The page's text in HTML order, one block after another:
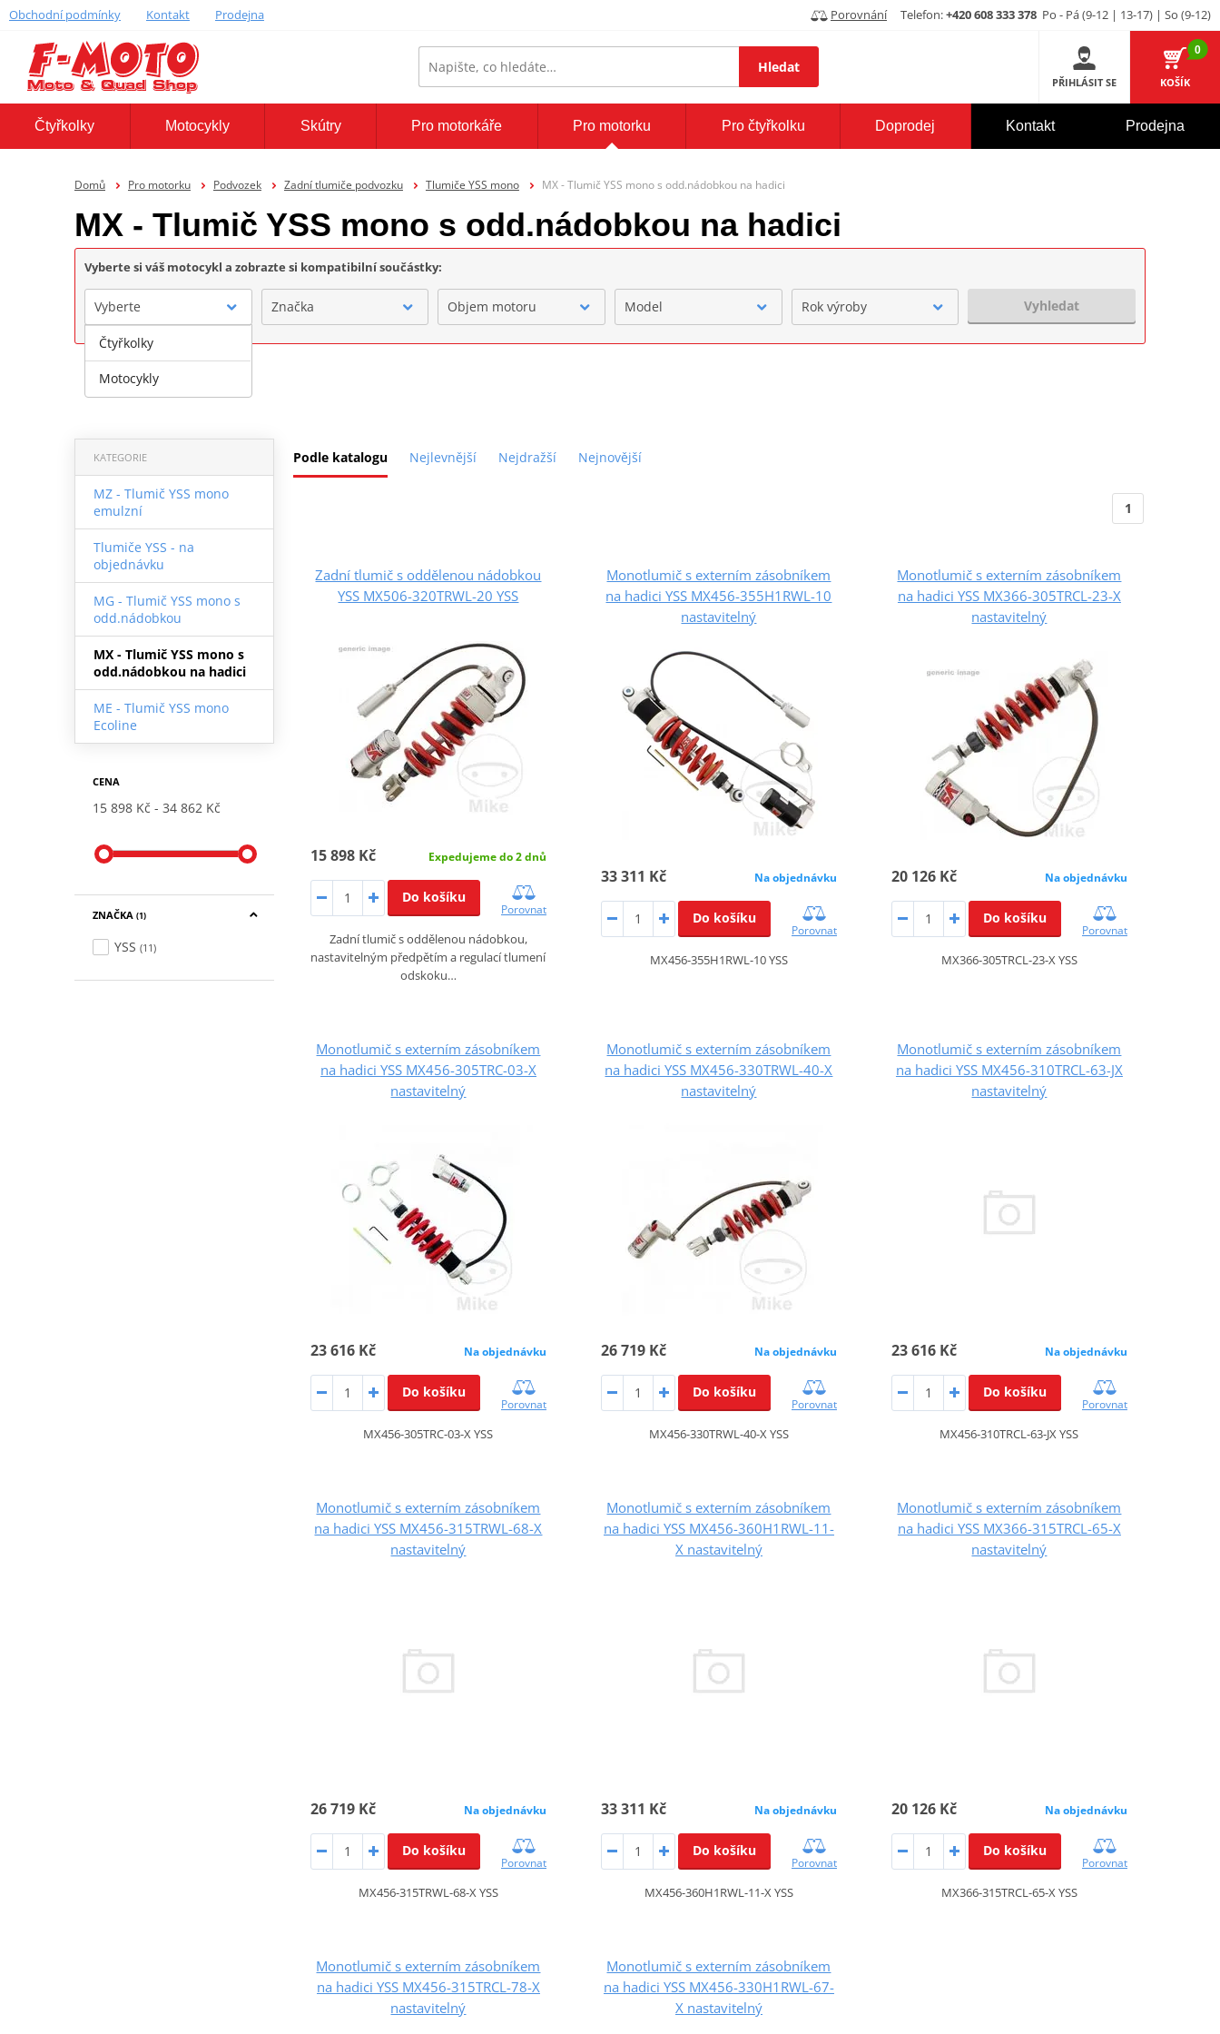
Obchodní podmínky Kontakt Prodejna Porovnání Telefon:+420 608 333 378 Po - Pá (9-12 | 13-17) | So (9-12)
Hledat
PŘIHLÁSIT SE
0
KOŠÍK
Čtyřkolky Motocykly Skútry Pro motorkáře Pro motorku Pro čtyřkolku Doprodej Kontakt Prodejna
Domů Pro motorku Podvozek Zadní tlumiče podvozku Tlumiče YSS mono MX - Tlumič YSS mono s odd.nádobkou na hadici
MX - Tlumič YSS mono s odd.nádobkou na hadici
Vyberte si váš motocykl a zobrazte si kompatibilní součástky:
Vyberte Značka Objem motoru Model Rok výroby Vyhledat
Podle katalogu Nejlevnější Nejdražší Nejnovější
KATEGORIE
MZ - Tlumič YSS mono
emulzní
Tlumiče YSS - na
objednávku
MG - Tlumič YSS mono s
odd.nádobkou
MX - Tlumič YSS mono s
odd.nádobkou na hadici
ME - Tlumič YSS mono
Ecoline
CENA
15 898 Kč 34 862 Kč
ZNAČKA (1)
YSS (11)
1
Zadní tlumič s oddělenou nádobkou
YSS MX506-320TRWL-20 YSS
15 898 Kč Expedujeme do 2 dnů
Do košíku
Porovnat
Zadní tlumič s oddělenou nádobkou,
nastavitelným předpětím a regulací tlumení
odskoku…
Monotlumič s externím zásobníkem
na hadici YSS MX456-355H1RWL-10
nastavitelný
33 311 Kč Na objednávku
Do košíku
Porovnat
MX456-355H1RWL-10 YSS
Monotlumič s externím zásobníkem
na hadici YSS MX366-305TRCL-23-X
nastavitelný
20 126 Kč Na objednávku
Do košíku
Porovnat
MX366-305TRCL-23-X YSS
Monotlumič s externím zásobníkem
na hadici YSS MX456-305TRC-03-X
nastavitelný
23 616 Kč Na objednávku
Do košíku
Porovnat
MX456-305TRC-03-X YSS
Monotlumič s externím zásobníkem
na hadici YSS MX456-330TRWL-40-X
nastavitelný
26 719 Kč Na objednávku
Do košíku
Porovnat
MX456-330TRWL-40-X YSS
Monotlumič s externím zásobníkem
na hadici YSS MX456-310TRCL-63-JX
nastavitelný
23 616 Kč Na objednávku
Do košíku
Porovnat
MX456-310TRCL-63-JX YSS
Monotlumič s externím zásobníkem
na hadici YSS MX456-315TRWL-68-X
nastavitelný
26 719 Kč Na objednávku
Do košíku
Porovnat
MX456-315TRWL-68-X YSS
Monotlumič s externím zásobníkem
na hadici YSS MX456-360H1RWL-11-
X nastavitelný
33 311 Kč Na objednávku
Do košíku
Porovnat
MX456-360H1RWL-11-X YSS
Monotlumič s externím zásobníkem
na hadici YSS MX366-315TRCL-65-X
nastavitelný
20 126 Kč Na objednávku
Do košíku
Porovnat
MX366-315TRCL-65-X YSS
Monotlumič s externím zásobníkem
na hadici YSS MX456-315TRCL-78-X
nastavitelný
Monotlumič s externím zásobníkem
na hadici YSS MX456-330H1RWL-67-
X nastavitelný
Čtyřkolky
Motocykly